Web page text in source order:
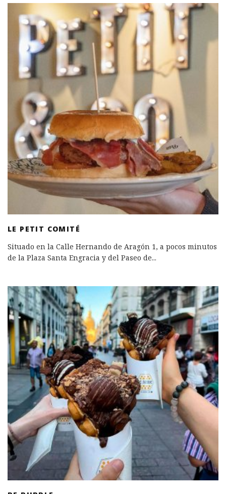
LE PETIT COMITÉ
Situado en la Calle Hernando de Aragón 1, a pocos minutos
de la Plaza Santa Engracia y del Paseo de...